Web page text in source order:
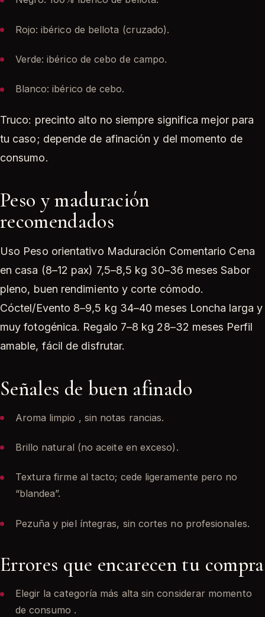
Rojo: ibérico de bellota (cruzado).
Verde: ibérico de cebo de campo.
Blanco: ibérico de cebo.
Truco: precinto alto no siempre significa mejor para
tu caso; depende de afinación y del momento de
consumo.
Peso y maduración
recomendados
Uso Peso orientativo Maduración Comentario Cena
en casa (8–12 pax) 7,5–8,5 kg 30–36 meses Sabor
pleno, buen rendimiento y corte cómodo.
Cóctel/Evento 8–9,5 kg 34–40 meses Loncha larga y
muy fotogénica. Regalo 7–8 kg 28–32 meses Perfil
amable, fácil de disfrutar.
Señales de buen afinado
Aroma limpio , sin notas rancias.
Brillo natural (no aceite en exceso).
Textura firme al tacto; cede ligeramente pero no
“blandea”.
Pezuña y piel íntegras, sin cortes no profesionales.
Errores que encarecen tu compra
Elegir la categoría más alta sin considerar momento
de consumo .